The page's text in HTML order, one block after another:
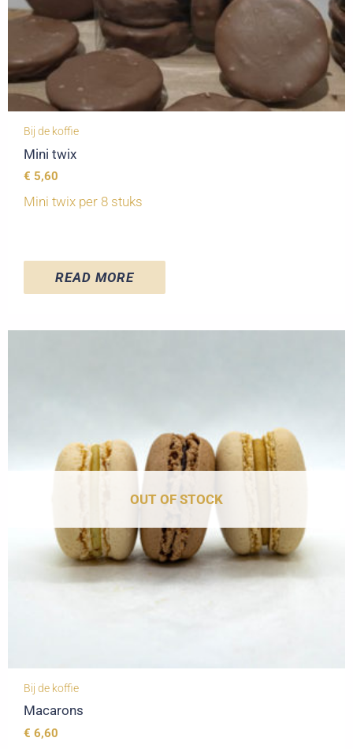
Bij de koffie
Mini twix
€ 5,60
Mini twix per 8 stuks
READ MORE
OUT OF STOCK
Bij de koffie
Macarons
€ 6,60